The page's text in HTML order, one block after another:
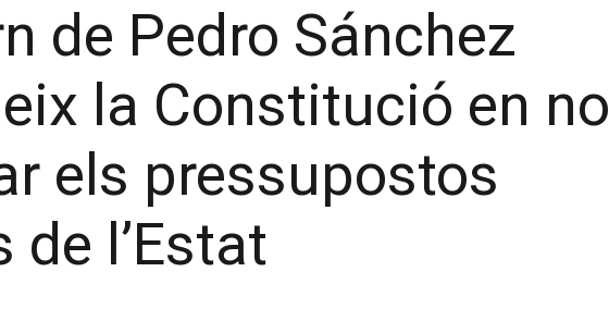
de Pedro Sánchez
la Constitució en no
els pressupostos
de l’Estat